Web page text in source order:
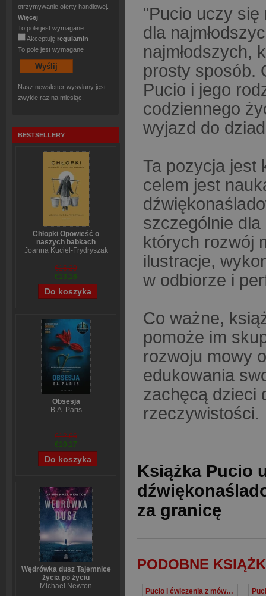
otrzymywanie oferty handlowej.
Więcej
To pole jest wymagane
Akceptuję regulamin
To pole jest wymagane
Nasz newsletter wysyłany jest
zwykle raz na miesiąc.
BESTSELLERY
Chłopki Opowieść o
naszych babkach
Joanna Kuciel-Frydryszak
€16,39
€13,16
Obsesja
B.A. Paris
€12,66
€10,17
Wędrówka dusz Tajemnice
życia po życiu
Michael Newton
"Pucio uczy się
dla
najmłodszych,
prosty sposób.
Pucio i jego
codziennego
wyjazd do
Ta pozycja jest
celem jest
szczególnie dla
których rozwój
ilustracje,
w odbiorze i
Co ważne,
pomoże im
rozwoju mowy
edukowania
zachęcą dzieci
rzeczywistości.
Książka Pucio
za granicę
PODOBNE
Pucio i ćwiczenia z mówienia, czyli nowe słowa i zdania